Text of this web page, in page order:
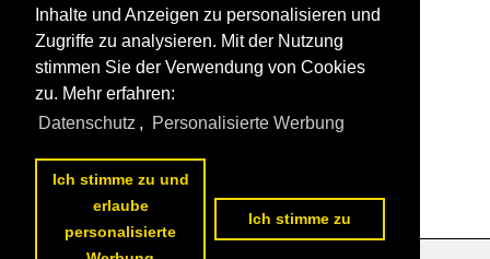
Inhalte und Anzeigen zu personalisieren und
Zugriffe zu analysieren. Mit der Nutzung
stimmen Sie der Verwendung von Cookies
zu. Mehr erfahren:
Datenschutz , Personalisierte Werbung
Ich stimme zu und
erlaube
personalisierte
Ich stimme zu